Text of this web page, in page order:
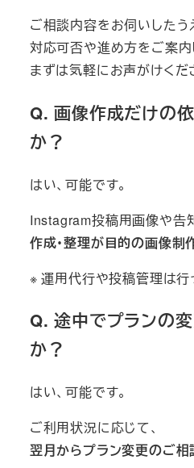
ご相談内容をお伺いしたう
対応可否や進め方をご案内
まずは気軽にお声がけくだ
Q. 画像作成だけの
か？
はい、可能です。
Instagram投稿用画像や告
作成・整理が目的の画像制
※ 運用代行や投稿管理は行
Q. 途中でプランの
か？
はい、可能です。
ご利用状況に応じて、
翌月からプラン変更のご相